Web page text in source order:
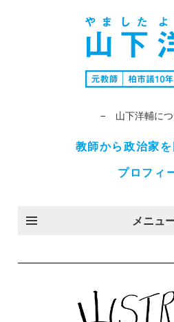
− 山下洋輔に
教師から政治家
プロフィ
メニュ